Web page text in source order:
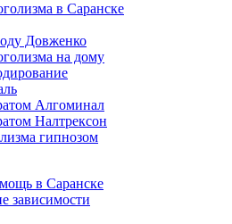
в Саранске
Довженко
на дому
Алгоминал
Налтрексон
гипнозом
в Саранске
зависимости